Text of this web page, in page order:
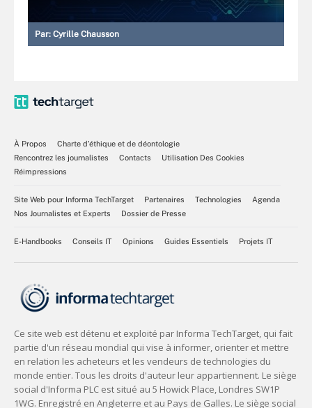
Par: Cyrille Chausson
À Propos
Charte d’éthique et de déontologie
Rencontrez les journalistes
Contacts
Utilisation Des Cookies
Réimpressions
Site Web pour Informa TechTarget Partenaires Technologies
Agenda
Nos Journalistes et Experts
Dossier de Presse
E-Handbooks Conseils IT Opinions Guides Essentiels Projets IT